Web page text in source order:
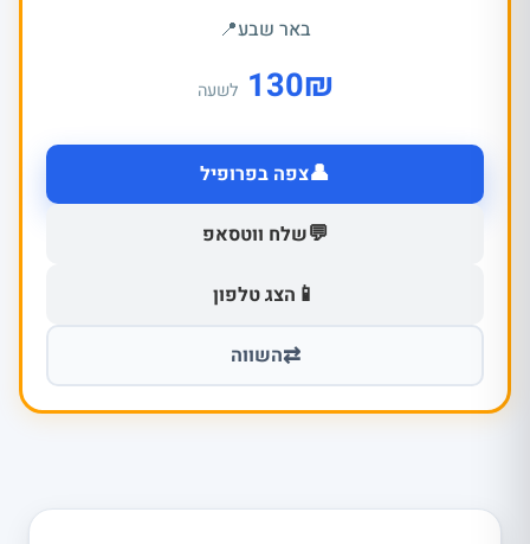
באר שבע📍
₪
130 לשעה
👤צפה בפרופיל
💬שלח ווטסאפ
📱 הצג טלפון
⇄השווה